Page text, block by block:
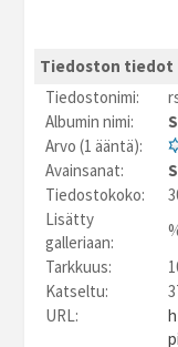
Tiedoston tiedot
Tiedostonimi:
Albumin nimi:
Arvo (1 ääntä):
Avainsanat:
Tiedostokoko:
Lisätty
galleriaan:
Tarkkuus:
Katseltu:
URL: